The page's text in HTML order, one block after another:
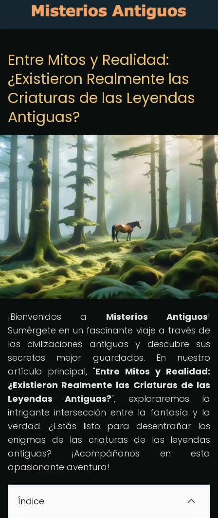
Entre Mitos y Realidad:
¿Existieron Realmente las
Criaturas de las Leyendas
Antiguas?
¡Bienvenidos a Misterios Antiguos!
Sumérgete en un fascinante viaje a través de
las civilizaciones antiguas y descubre sus
secretos mejor guardados. En nuestro
artículo principal, "Entre Mitos y Realidad:
¿Existieron Realmente las Criaturas de las
Leyendas Antiguas?", exploraremos la
intrigante intersección entre la fantasía y la
verdad. ¿Estás listo para desentrañar los
enigmas de las criaturas de las leyendas
antiguas? ¡Acompáñanos en esta
apasionante aventura!
Índice